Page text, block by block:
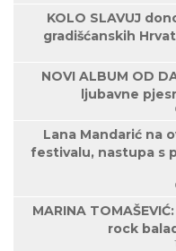
KOLO SLAVUJ
gradišćanskih
NOVI ALBUM OD
ljubavne
Lana Mandarić na
festivalu, nastupa s
MARINA
rock